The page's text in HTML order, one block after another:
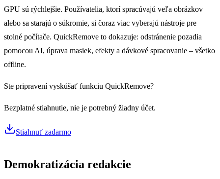
GPU sú rýchlejšie. Používatelia, ktorí spracúvajú veľa obrázkov
alebo sa starajú o súkromie, si čoraz viac vyberajú nástroje pre
stolné počítače. QuickRemove to dokazuje: odstránenie pozadia
pomocou AI, úprava masiek, efekty a dávkové spracovanie – všetko
offline.
Ste pripravení vyskúšať funkciu QuickRemove?
Bezplatné stiahnutie, nie je potrebný žiadny účet.
Stiahnuť zadarmo
Demokratizácia redakcie